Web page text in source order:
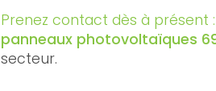
Prenez contact dès à présent :
panneaux photovoltaïques
secteur.